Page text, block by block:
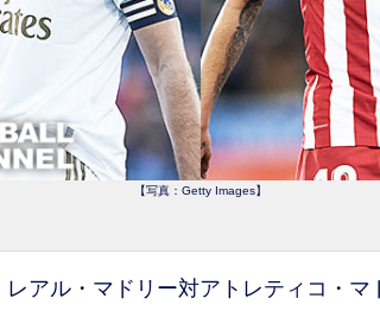
【写真：Getty Images】
アル・マドリー対アトレティコ・マ